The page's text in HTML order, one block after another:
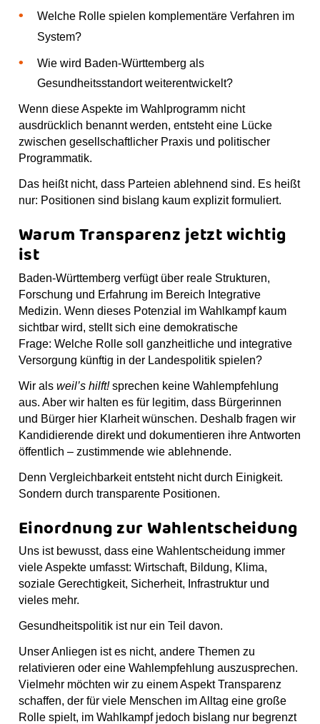
Welche Rolle spielen komplementäre Verfahren im
System?
Wie wird Baden-Württemberg als
Gesundheitsstandort weiterentwickelt?
Wenn diese Aspekte im Wahlprogramm nicht
ausdrücklich benannt werden, entsteht eine Lücke
zwischen gesellschaftlicher Praxis und politischer
Programmatik.
Das heißt nicht, dass Parteien ablehnend sind. Es heißt
nur: Positionen sind bislang kaum explizit formuliert.
Warum Transparenz jetzt wichtig
ist
Baden-Württemberg verfügt über reale Strukturen,
Forschung und Erfahrung im Bereich Integrative
Medizin. Wenn dieses Potenzial im Wahlkampf kaum
sichtbar wird, stellt sich eine demokratische
Frage: Welche Rolle soll ganzheitliche und integrative
Versorgung künftig in der Landespolitik spielen?
Wir als weil’s hilft!sprechen keine Wahlempfehlung
aus. Aber wir halten es für legitim, dass Bürgerinnen
und Bürger hier Klarheit wünschen. Deshalb fragen wir
Kandidierende direkt und dokumentieren ihre Antworten
öffentlich – zustimmende wie ablehnende.
Denn Vergleichbarkeit entsteht nicht durch Einigkeit.
Sondern durch transparente Positionen.
Einordnung zur Wahlentscheidung
Uns ist bewusst, dass eine Wahlentscheidung immer
viele Aspekte umfasst: Wirtschaft, Bildung, Klima,
soziale Gerechtigkeit, Sicherheit, Infrastruktur und
vieles mehr.
Gesundheitspolitik ist nur ein Teil davon.
Unser Anliegen ist es nicht, andere Themen zu
relativieren oder eine Wahlempfehlung auszusprechen.
Vielmehr möchten wir zu einem Aspekt Transparenz
schaffen, der für viele Menschen im Alltag eine große
Rolle spielt, im Wahlkampf jedoch bislang nur begrenzt